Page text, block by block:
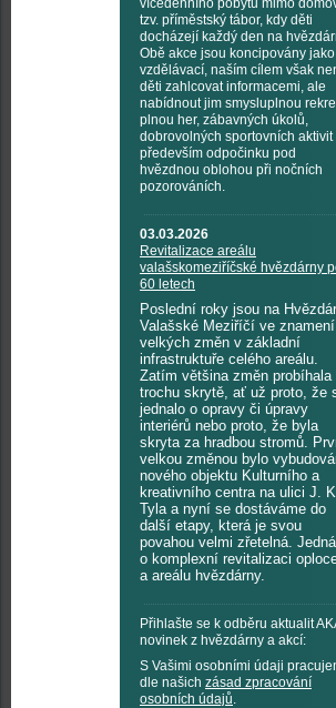
vícedenního pobytu mimo
tzv. příměstský tábor, kdy děti
docházejí každý den na
Obě akce jsou koncipovány jako
vzdělávací, naším cílem však
děti zahlcovat informacemi, ale
nabídnout jim smysluplnou
plnou her, zábavných úkolů,
dobrovolných sportovních aktivit
především odpočinku pod
hvězdnou oblohou při nočních
pozorováních.
03.03.2026
Revitalizace areálu
valašskomeziříčské hvězdárny
60 letech
Poslední roky jsou na
Valašské Meziříčí ve znamení
velkých změn v základní
infrastruktuře celého areálu.
Zatím většina změn probíhala
trochu skrytě, ať už proto, že
jednalo o opravy či úpravy
interiérů nebo proto, že byla
skryta za hradbou stromů.
velkou změnou bylo
nového objektu Kulturního a
kreativního centra na ulici J.
Tyla a nyní se dostáváme do
další etapy, která je svou
povahou velmi zřetelná.
o komplexní revitalizaci
a areálu hvězdárny.
Přihlašte se k odběru aktualit
novinek z hvězdárny a akcí:
S Vašimi osobními údaji
dle našich zásad zpracování
osobních údajů.